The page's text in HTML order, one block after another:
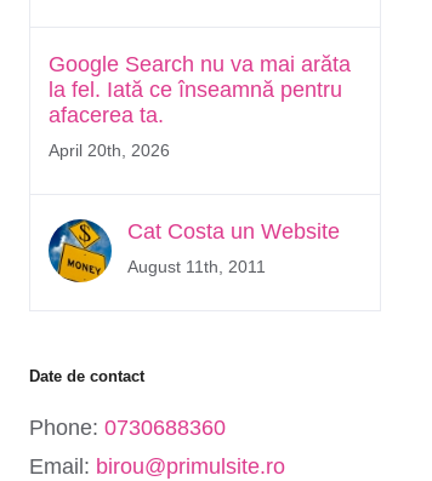
Afaceri Românești
April 25th, 2026 | 0 Comments
Google Search nu va mai arăta
la fel. Iată ce înseamnă pentru
afacerea ta.
April 20th, 2026
Cat Costa un Website
August 11th, 2011
Date de contact
Phone:0730688360
Email: birou@primulsite.ro